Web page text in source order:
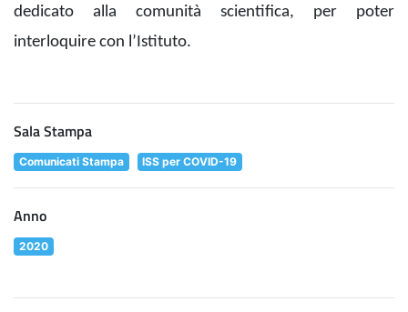
dedicato alla comunità scientifica, per poter
interloquire con l’Istituto.
Sala Stampa
Comunicati Stampa ISS per COVID-19
Anno
2020